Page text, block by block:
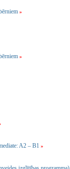
»
»
A2 – B1 »